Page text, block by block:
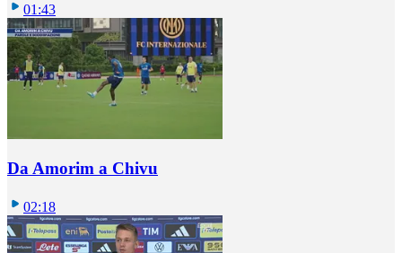
01:43
Da Amorim a Chivu
02:18